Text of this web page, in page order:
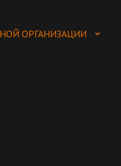
ОРГАНИЗАЦИИ